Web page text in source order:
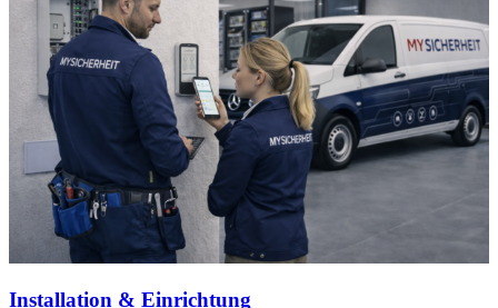
Installation & Einrichtung